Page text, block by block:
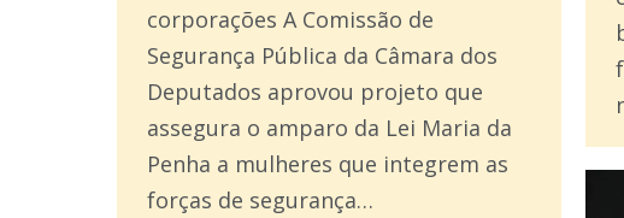
corporações A Comissão de
Segurança Pública da Câmara dos
Deputados aprovou projeto que
assegura o amparo da Lei Maria da
Penha a mulheres que integrem as
forças de segurança…